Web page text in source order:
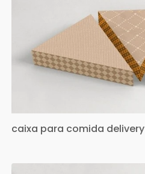
caixa para comida delivery